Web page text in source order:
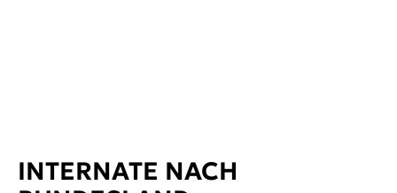
INTERNATE NACH